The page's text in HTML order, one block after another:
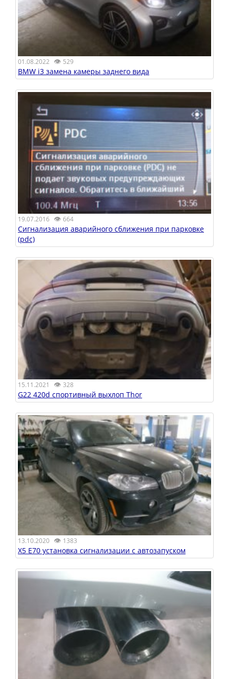
01.08.2022 👁 529
BMW i3 замена камеры заднего вида
19.07.2016 👁 664
Сигнализация аварийного сближения при парковке
(pdc)
15.11.2021 👁 328
G22 420d спортивный выхлоп Thor
13.10.2020 👁 1383
X5 E70 установка сигнализации с автозапуском